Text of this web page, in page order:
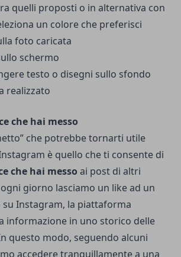
quelli proposti o in alternativa con
un colore che preferisci
foto caricata
schermo
testo o disegni sullo sfondo
realizzato
che hai messo
che potrebbe tornarti utile
è quello che ti consente di
che hai messo ai post di altri
giorno lasciamo un like ad un
Instagram, la piattaforma
informazione in uno storico delle
questo modo, seguendo alcuni
accedere tranquillamente a una